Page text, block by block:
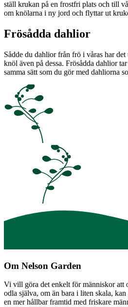
ställ krukan på en frostfri plats och till
om knölarna i ny jord och flyttar ut
Frösådda dahlior
Sådde du dahlior från frö i våras har det
knöl även på dessa. Frösådda dahlior
samma sätt som du gör med dahliorna
Om Nelson Garden
Vi vill göra det enkelt för människor att
odla själva, om än bara i liten skala,
en mer hållbar framtid med friskare